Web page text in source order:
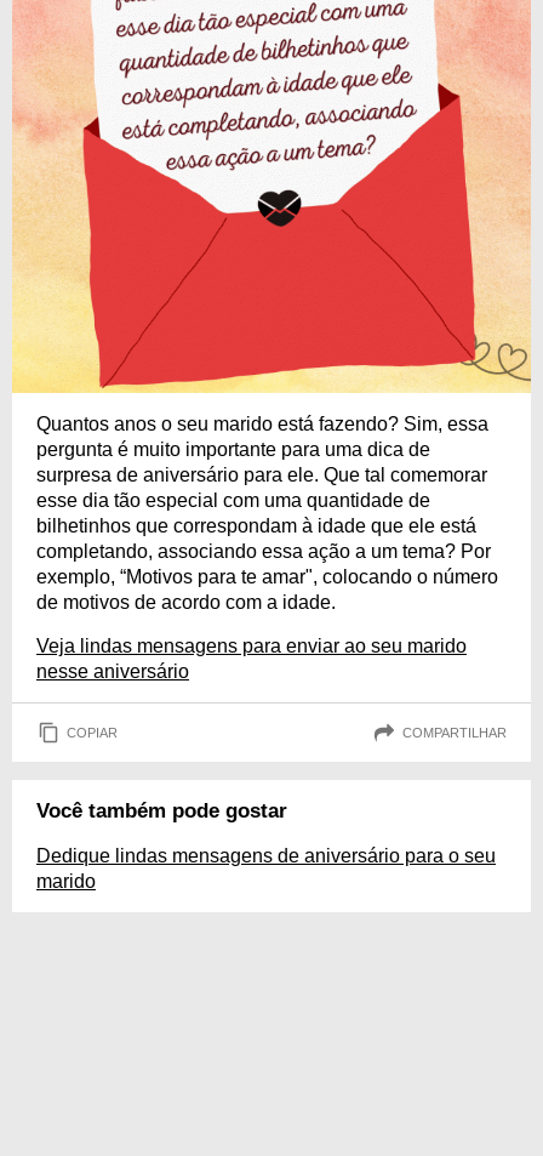
Quantos anos o seu marido está fazendo? Sim, essa
pergunta é muito importante para uma dica de
surpresa de aniversário para ele. Que tal comemorar
esse dia tão especial com uma quantidade de
bilhetinhos que correspondam à idade que ele está
completando, associando essa ação a um tema? Por
exemplo, “Motivos para te amar", colocando o número
de motivos de acordo com a idade.
Veja lindas mensagens para enviar ao seu marido
nesse aniversário
COPIAR COMPARTILHAR
Você também pode gostar
Dedique lindas mensagens de aniversário para o seu
marido